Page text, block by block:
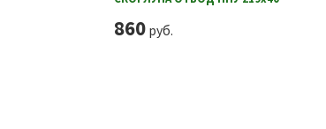
860руб.